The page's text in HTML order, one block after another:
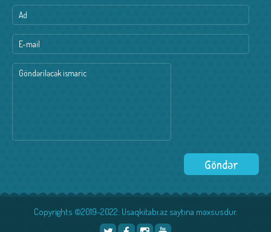
Copyrights ©2019-2022: Usaqkitabı.az saytına məxsusdur.